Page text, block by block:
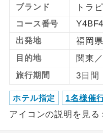
ブランド トラ
コース番号
出発地 福岡県
目的地 関東
旅行期間 3日間
ホテル指定 1名様催
アイコンの説明を見る
女性限定
女性
す。
年齢制限あり
ご参
です。
航空会社指定
利用
画に
ホテル指定
ご紹
す。